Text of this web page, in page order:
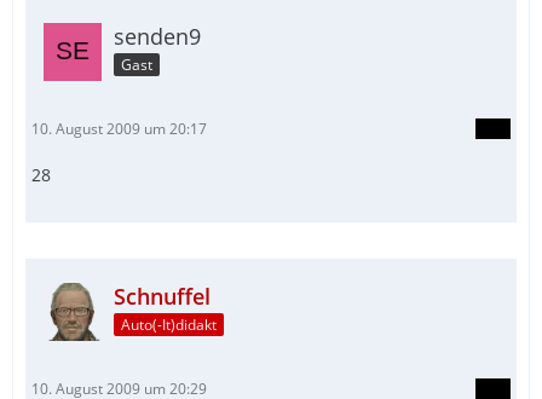
senden9
Gast
10. August 2009 um 20:17
28
Schnuffel
Auto(-It)didakt
10. August 2009 um 20:29